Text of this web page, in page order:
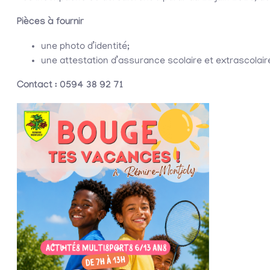
Pièces à fournir
une photo d’identité;
une attestation d’assurance scolaire et
Contact : 0594 38 92 71